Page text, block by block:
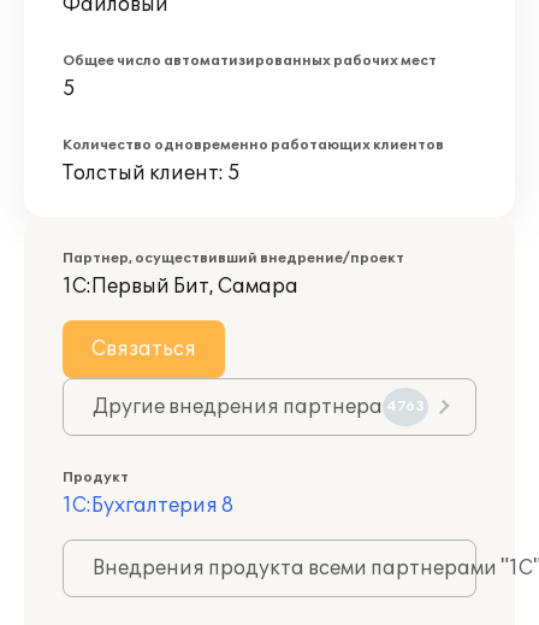
Файловый
Общее число автоматизированных рабочих мест
5
Количество одновременно работающих клиентов
Толстый клиент: 5
Партнер, осуществивший внедрение/проект
1С:Первый Бит, Самара
Связаться
Другие внедрения партнера 4763
Продукт
1С:Бухгалтерия 8
Внедрения продукта всеми партнерами